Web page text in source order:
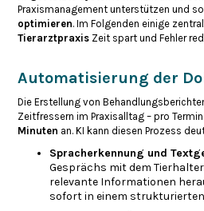
Praxismanagement unterstützen und
optimieren. Im Folgenden einige
Tierarztpraxis Zeit spart und Fehler
Automatisierung der
Die Erstellung von
Zeitfressern im Praxisalltag – pro
Minuten an. KI kann diesen Prozess
Spracherkennung und
Gesprächs mit dem
relevante Informationen
sofort in einem